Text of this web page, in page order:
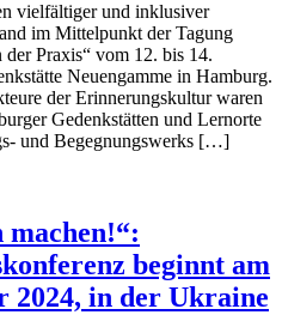
vielfältiger und inklusiver
im Mittelpunkt der Tagung
Praxis“ vom 12. bis 14.
Neuengamme in Hamburg.
der Erinnerungskultur waren
Gedenkstätten und Lernorte
und Begegnungswerks […]
machen!“:
beginnt am
2024, in der Ukraine